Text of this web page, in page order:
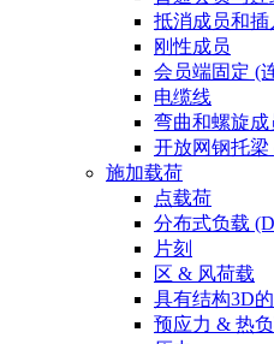
抵消成员和插
刚性成员
会员端固定 (
电缆线
弯曲和螺旋成
开放网钢托梁
施加载荷
点载荷
分布式负载
片刻
区 & 风荷载
具有结构3D
预应力 & 热